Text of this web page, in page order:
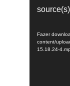
de
Fazer
content/
15.18.24-